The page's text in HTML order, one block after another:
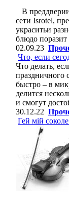
В
сети Isrotel,
украситьи
блюдо
02.09.23
Что, если
Что делать,
праздничного
быстро – в
делится
и смогут
30.12.22
Гей мій соколе